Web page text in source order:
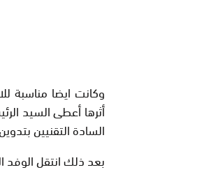
وكانت ايضا مناسبة
أثرها أعطى السيد
السادة التقنيين
بعد ذلك انتقل الوفد